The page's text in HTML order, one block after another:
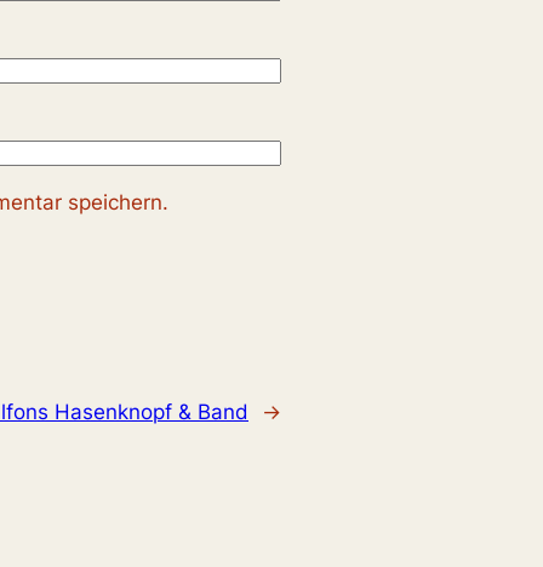
speichern.
Hasenknopf & Band →